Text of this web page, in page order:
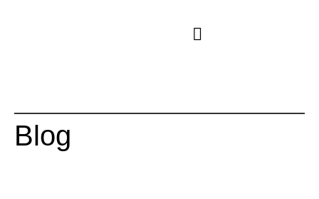
Blog